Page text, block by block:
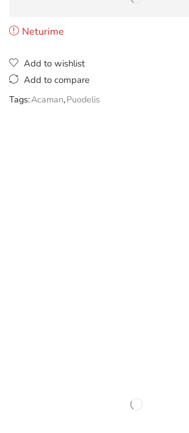
Neturime
Add to wishlist
Add to compare
Tags:Acaman,Puodelis